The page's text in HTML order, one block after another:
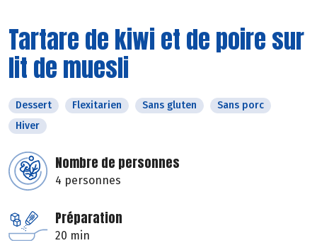
Tartare de kiwi et de poire sur
lit de muesli
Dessert Flexitarien Sans gluten
Sans porc
Hiver
Nombre de personnes
4 personnes
Préparation
20 min